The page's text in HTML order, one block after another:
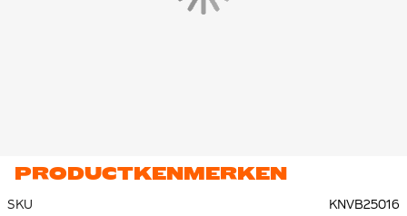
PRODUCTKENMERKEN
SKU
KNVB25016